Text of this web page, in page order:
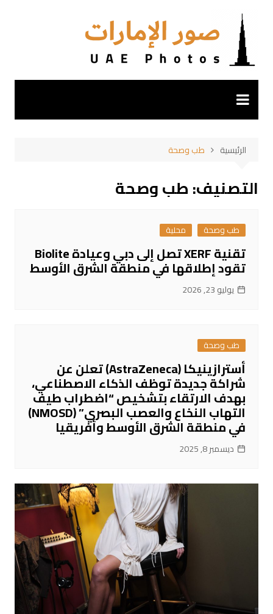
المحتوى
الرئيسية طب وصحة
التصنيف:طب وصحة
طب وصحة محلية
تقنية XERF تصل إلى دبي وعيادة Biolite
تقود إطلاقها في منطقة الشرق الأوسط
يوليو 23, 2026
طب وصحة
أسترازينيكا (AstraZeneca) تعلن عن
شراكة جديدة توظف الذكاء الاصطناعي،
بهدف الارتقاء بتشخيص “اضطراب طيف
التهاب النخاع والعصب البصري” (NMOSD)
في منطقة الشرق الأوسط وأفريقيا
ديسمبر 8, 2025